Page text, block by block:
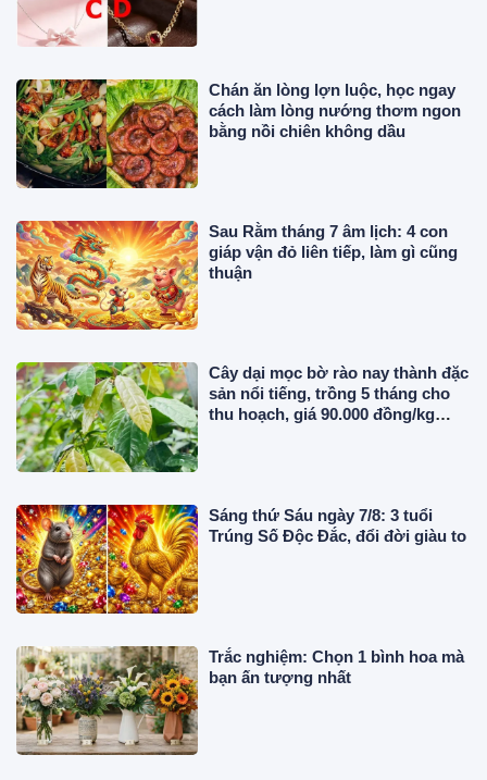
Chán ăn lòng lợn luộc, học ngay
cách làm lòng nướng thơm ngon
bằng nồi chiên không dầu
Sau Rằm tháng 7 âm lịch: 4 con
giáp vận đỏ liên tiếp, làm gì cũng
thuận
Cây dại mọc bờ rào nay thành đặc
sản nổi tiếng, trồng 5 tháng cho
thu hoạch, giá 90.000 đồng/kg
Sáng thứ Sáu ngày 7/8: 3 tuổi
Trúng Số Độc Đắc, đổi đời giàu to
Trắc nghiệm: Chọn 1 bình hoa mà
bạn ấn tượng nhất